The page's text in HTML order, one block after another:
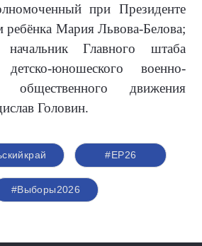
при Президенте
ребёнка Мария Львова-Белова;
Главного штаба
детско-юношеского военно-
общественного движения
Головин.
#ЕР26
#Выборы2026